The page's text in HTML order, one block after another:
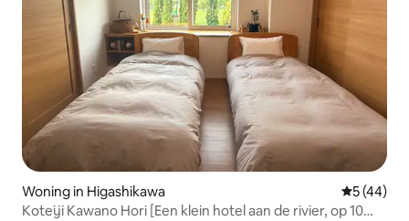
Woning in Higashikawa
5 (44)
Koteiji Kawano Hori [Een klein hotel aan de rivier, op 10